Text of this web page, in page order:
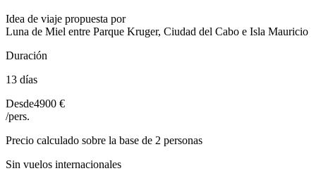
Idea de viaje propuesta por
Luna de Miel entre Parque Kruger, Ciudad del Cabo e Isla Mauricio
Duración
13 días
Desde4900 €
/pers.
Precio calculado sobre la base de 2 personas
Sin vuelos internacionales